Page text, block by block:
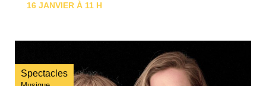
16 JANVIER À 11 H
Spectacles